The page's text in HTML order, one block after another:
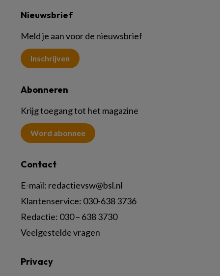
Nieuwsbrief
Meld je aan voor de nieuwsbrief
Inschrijven
Abonneren
Krijg toegang tot het magazine
Word abonnee
Contact
E-mail: redactievsw@bsl.nl
Klantenservice: 030-638 3736
Redactie: 030 – 638 3730
Veelgestelde vragen
Privacy